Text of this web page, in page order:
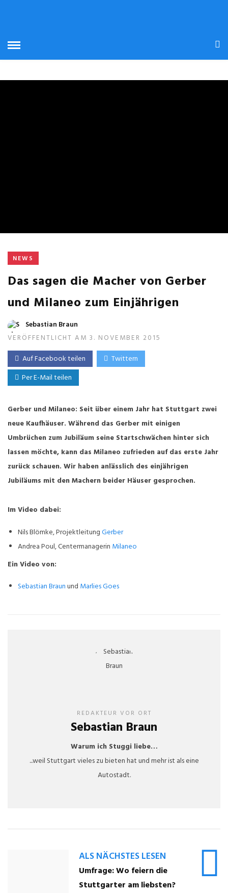
NEWS
Das sagen die Macher von Gerber
und Milaneo zum Einjährigen
Sebastian Braun
VERÖFFENTLICHT AM 3. NOVEMBER 2015
Auf Facebook teilen
Twittern
Per E-Mail teilen
Gerber und Milaneo: Seit über einem Jahr hat Stuttgart zwei
neue Kaufhäuser. Während das Gerber mit einigen
Umbrüchen zum Jubiläum seine Startschwächen hinter sich
lassen möchte, kann das Milaneo zufrieden auf das erste Jahr
zurück schauen. Wir haben anlässlich des einjährigen
Jubiläums mit den Machern beider Häuser gesprochen.
Im Video dabei:
Nils Blömke, ProjektleitungGerber
Andrea Poul, Centermanagerin Milaneo
Ein Video von:
Sebastian Braunund Marlies Goes
REDAKTEUR VOR ORT
Sebastian Braun
Warum ich Stuggi liebe…
...weil Stuttgart vieles zu bieten hat und mehr ist als eine
Autostadt.
ALS NÄCHSTES LESEN
Umfrage: Wo feiern die
Stuttgarter am liebsten?